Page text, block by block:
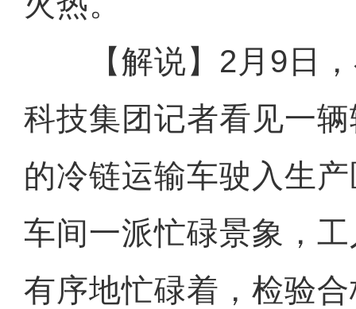
【解说】2月9日，
科技集团记者看见一
的冷链运输车驶入生
车间一派忙碌景象，
有序地忙碌着，检验